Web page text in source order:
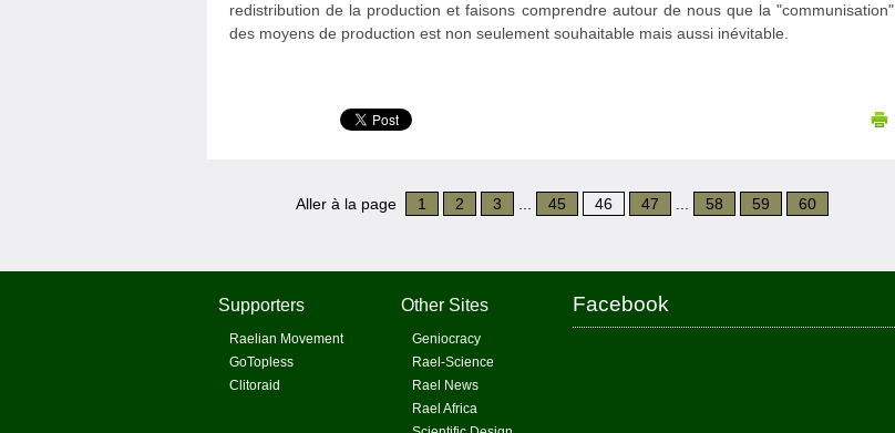
redistribution de la production et faisons comprendre autour de nous que la "communisation"
des moyens de production est non seulement souhaitable mais aussi inévitable.
Aller à la page 1 2 3 45 46 47 58 59 60
Supporters
Raelian Movement
GoTopless
Clitoraid
Other Sites
Geniocracy
Rael-Science
Rael News
Rael Africa
Facebook